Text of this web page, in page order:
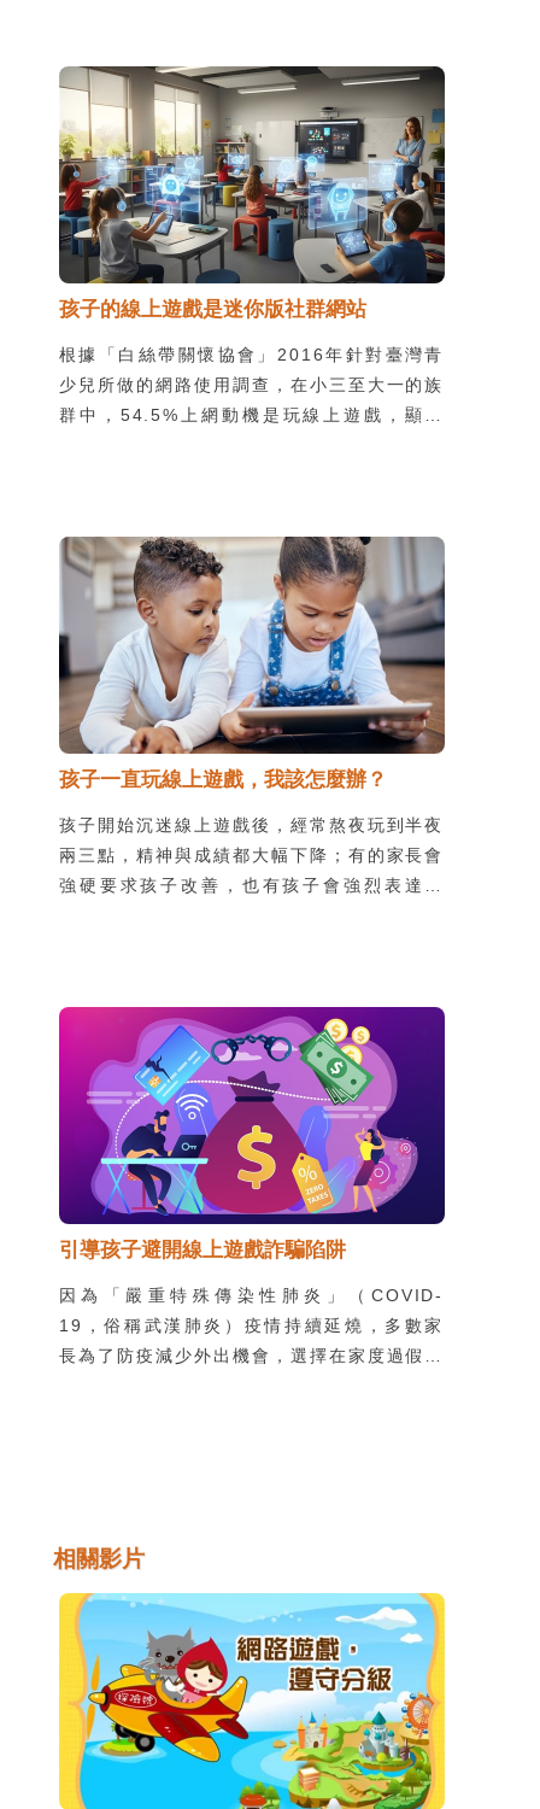
家的零用錢用途與流向，如果到便利商店購買
遊戲點數，或直接在網路購買虛擬金幣時，家
長需要瞭解這樣的警訊可能代表孩子花太多時
間在玩線上遊戲，也應注意購買的虛擬金幣是
否來自於官方或正式管道，以免落入詐騙集團
的陷阱中。
孩子的線上遊戲是迷你版社群網站
根據「白絲帶關懷協會」2016年針對臺灣青
少兒所做的網路使用調查，在小三至大一的族
群中，54.5%上網動機是玩線上遊戲，顯見
最夯的則是以智慧型手機為載具的社群類遊戲
Apps。
孩子一直玩線上遊戲，我該怎麼辦？
孩子開始沉迷線上遊戲後，經常熬夜玩到半夜
兩三點，精神與成績都大幅下降；有的家長會
強硬要求孩子改善，也有孩子會強烈表達拒
引導孩子避開線上遊戲詐騙陷阱
因為「嚴重特殊傳染性肺炎」（COVID-
19，俗稱武漢肺炎）疫情持續延燒，多數家
長為了防疫減少外出機會，選擇在家度過假期
相關影片